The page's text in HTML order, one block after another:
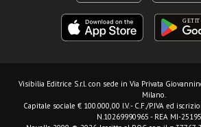
Visibilia Editrice S.r.l. con sede in Via Privata
Milano.
Capitale sociale € 100.000,00 I.V. - C.F./P.IVA ed
N.10269990965 - REA MI-